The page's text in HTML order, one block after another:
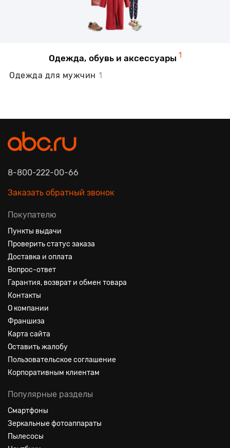
Одежда, обувь и аксессуары 1
Одежда для мужчин 1
8-800-222-00-66
Заказать обратный звонок
Покупателю
Пункты выдачи
Проверить статус заказа
Доставка и оплата
Вопрос-ответ
Гарантия, возврат и обмен товара
Контакты
О компании
Франшиза
Карта сайта
Оставить жалобу
Пользовательское соглашение
Корпоративным клиентам
Популярные разделы
Смартфоны
Зеркальные фотоаппараты
Пылесосы